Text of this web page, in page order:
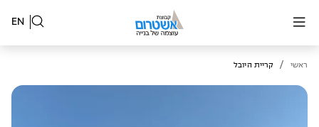
EN
ראשי / קריית היובל